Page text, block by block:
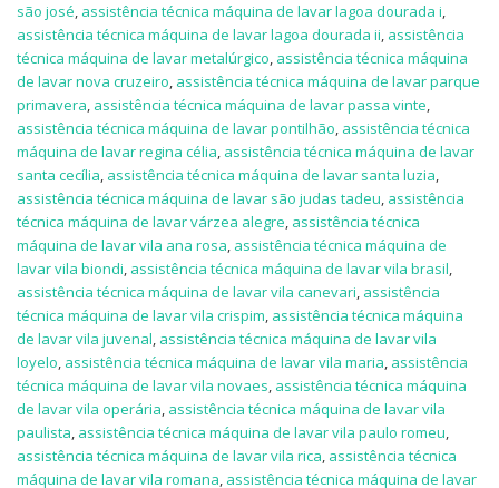
são josé, assistência técnica máquina de lavar lagoa dourada i,
assistência técnica máquina de lavar lagoa dourada ii, assistência
técnica máquina de lavar metalúrgico, assistência técnica máquina
de lavar nova cruzeiro, assistência técnica máquina de lavar parque
primavera, assistência técnica máquina de lavar passa vinte,
assistência técnica máquina de lavar pontilhão, assistência técnica
máquina de lavar regina célia, assistência técnica máquina de lavar
santa cecília, assistência técnica máquina de lavar santa luzia,
assistência técnica máquina de lavar são judas tadeu, assistência
técnica máquina de lavar várzea alegre, assistência técnica
máquina de lavar vila ana rosa, assistência técnica máquina de
lavar vila biondi, assistência técnica máquina de lavar vila brasil,
assistência técnica máquina de lavar vila canevari, assistência
técnica máquina de lavar vila crispim, assistência técnica máquina
de lavar vila juvenal, assistência técnica máquina de lavar vila
loyelo, assistência técnica máquina de lavar vila maria, assistência
técnica máquina de lavar vila novaes, assistência técnica máquina
de lavar vila operária, assistência técnica máquina de lavar vila
paulista, assistência técnica máquina de lavar vila paulo romeu,
assistência técnica máquina de lavar vila rica, assistência técnica
máquina de lavar vila romana, assistência técnica máquina de lavar